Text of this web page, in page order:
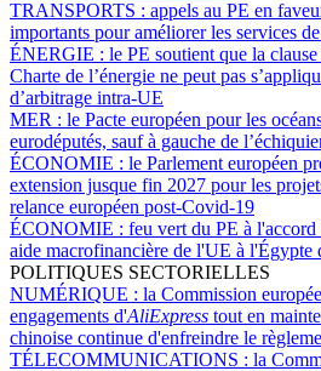
TRANSPORTS : appels au PE en
importants pour améliorer les services
ÉNERGIE : le PE soutient que la
Charte de l’énergie ne peut pas
d’arbitrage intra-UE
MER : le Pacte européen pour les
eurodéputés, sauf à gauche de
ÉCONOMIE : le Parlement européen
extension jusque fin 2027 pour les
relance européen post-Covid-19
ÉCONOMIE : feu vert du PE à
aide macrofinancière de l'UE à l'Égypte
POLITIQUES SECTORIELLES
NUMÉRIQUE : la Commission
engagements d'AliExpress tout en
chinoise continue d'enfreindre le
TÉLECOMMUNICATIONS : la